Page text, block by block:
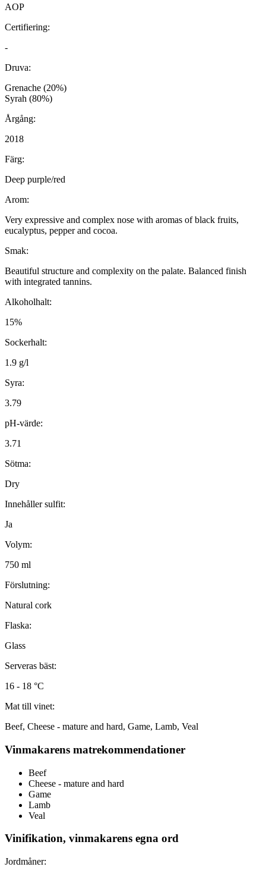
AOP
Certifiering:
-
Druva:
Grenache (20%)
Syrah (80%)
Årgång:
2018
Färg:
Deep purple/red
Arom:
Very expressive and complex nose with aromas of black fruits,
eucalyptus, pepper and cocoa.
Smak:
Beautiful structure and complexity on the palate. Balanced finish
with integrated tannins.
Alkoholhalt:
15%
Sockerhalt:
1.9 g/l
Syra:
3.79
pH-värde:
3.71
Sötma:
Dry
Innehåller sulfit:
Ja
Volym:
750 ml
Förslutning:
Natural cork
Flaska:
Glass
Serveras bäst:
16 - 18 °C
Mat till vinet:
Beef, Cheese - mature and hard, Game, Lamb, Veal
Vinmakarens matrekommendationer
Beef
Cheese - mature and hard
Game
Lamb
Veal
Vinifikation, vinmakarens egna ord
Jordmåner: